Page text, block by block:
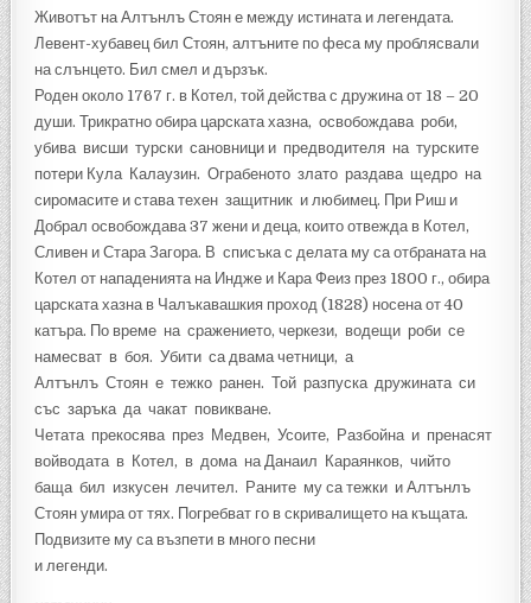
Животът на Алтънлъ Стоян е между истината и легендата.
Левент-хубавец бил Стоян, алтъните по феса му проблясвали
на слънцето. Бил смел и дързък.
Роден около 1767 г. в Котел, той действа с дружина от 18 – 20
души. Трикратно обира царската хазна, освобождава роби,
убива висши турски сановници и предводителя на турските
потери Кула Калаузин. Ограбеното злато раздава щедро на
сиромасите и става техен защитник и любимец. При Риш и
Добрал освобождава 37 жени и деца, които отвежда в Котел,
Сливен и Стара Загора. В списъка с делата му са отбраната на
Котел от нападенията на Индже и Кара Феиз през 1800 г., обира
царската хазна в Чалъкавашкия проход (1828) носена от 40
катъра. По време на сражението, черкези, водещи роби се
намесват в боя. Убити са двама четници, а
Алтънлъ Стоян е тежко ранен. Той разпуска дружината си
със заръка да чакат повикване.
Четата прекосява през Медвен, Усоите, Разбойна и пренасят
войводата в Котел, в дома на Данаил Караянков, чийто
баща бил изкусен лечител. Раните му са тежки и Алтънлъ
Стоян умира от тях. Погребват го в скривалището на къщата.
Подвизите му са възпети в много песни
и легенди.